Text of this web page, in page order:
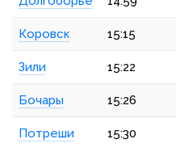
Коровск 15:15
Зили 15:22
Бочары 15:26
Потреши 15:30